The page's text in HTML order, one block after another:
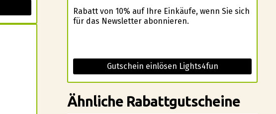
Rabatt von 10% auf Ihre Einkäufe, wenn Sie sich
für das Newsletter abonnieren.
Gutschein einlösen Lights4fun
Ähnliche Rabattgutscheine